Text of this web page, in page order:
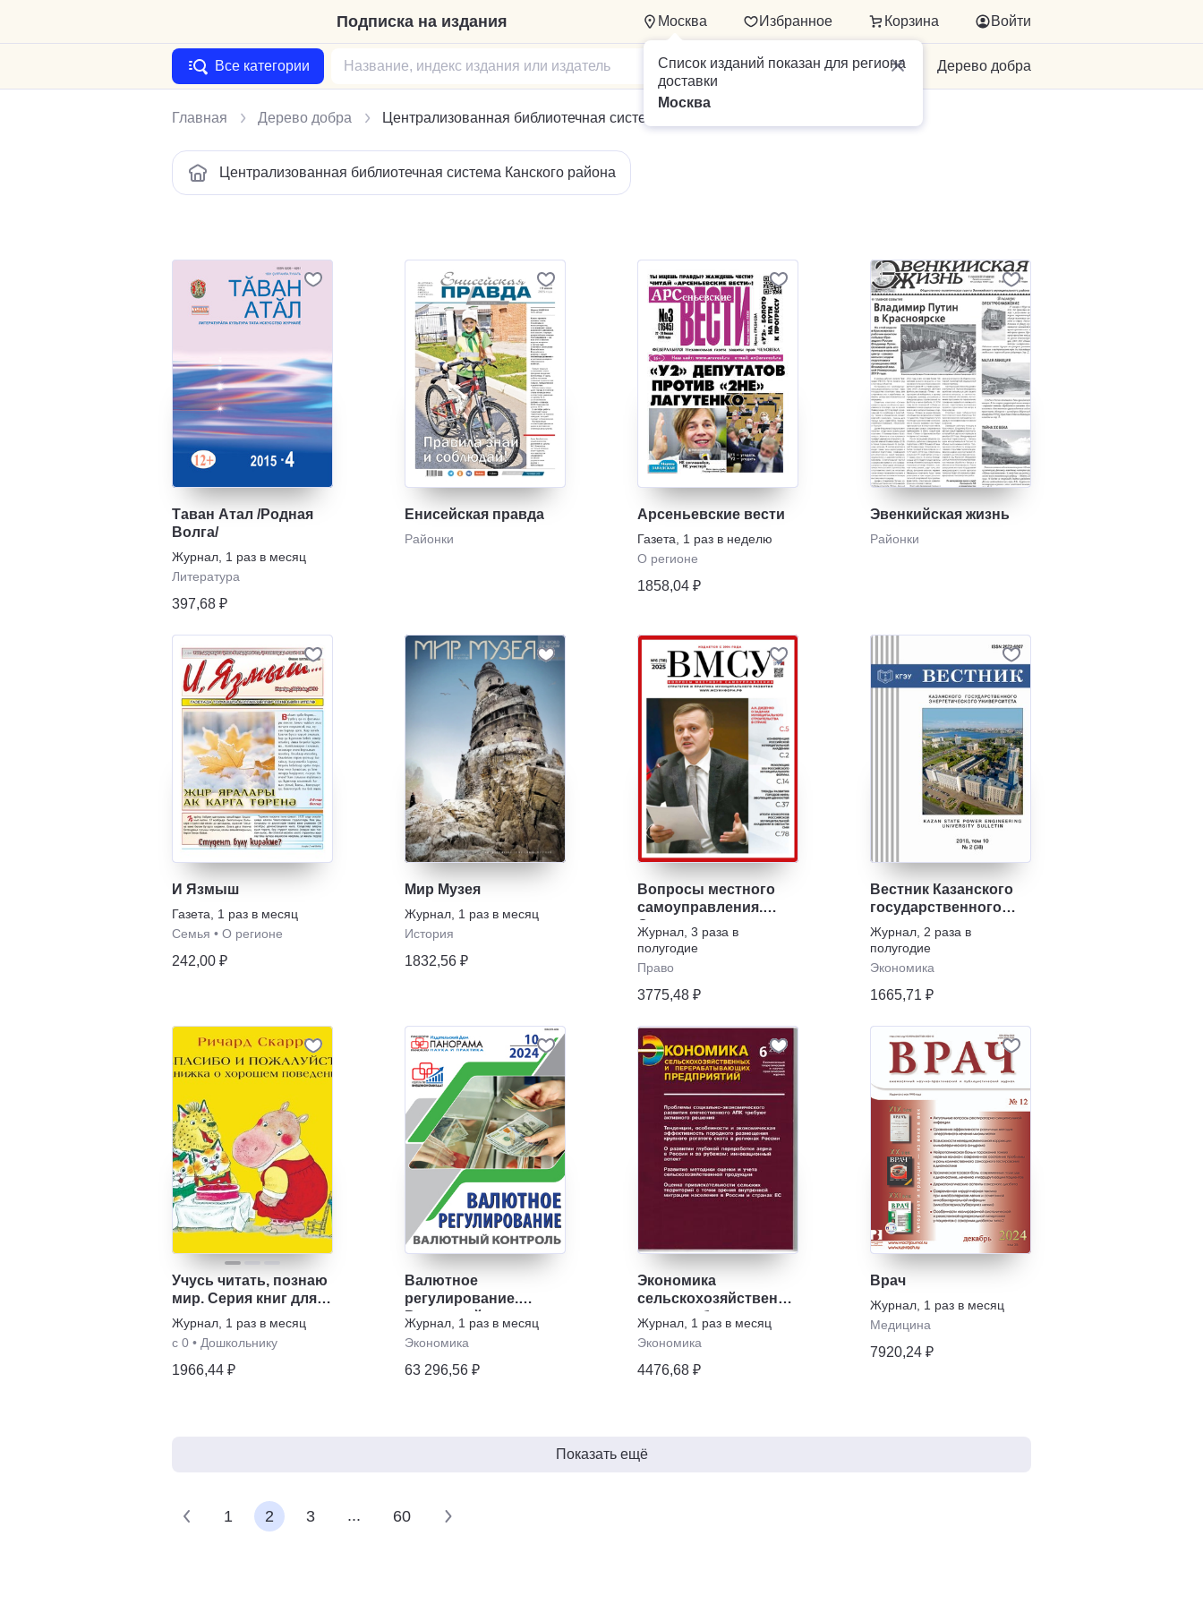
Подписка на издания Москва Избранное Корзина
Список изданий показан для региона
доставки
Москва
Войти
Все категории Для бизнеса Дерево добра
Главная Дерево добра Централизованная библиотечная система Канского района
Централизованная библиотечная система Канского района
Таван Атал /Родная
Волга/
Журнал 1 раз в месяц
Литература
397,68 ₽
Енисейская правда
Районки
Арсеньевские вести
Газета
1 раз в неделю
О регионе
1858,04 ₽
Эвенкийская жизнь
Районки
И Язмыш
Газета
1 раз в месяц
Семья • О регионе
242,00 ₽
Мир Музея
Журнал 1 раз в месяц
История
1832,56 ₽
Вопросы местного
самоуправления.
Стратегия и практика
муниципального
развития
Журнал 3 раза в
полугодие
Право
3775,48 ₽
Вестник Казанского
государственного
энергетического
университета
Журнал 2 раза в
полугодие
Экономика
1665,71 ₽
Учусь читать, познаю
мир. Серия книг для
дошкольников
Журнал 1 раз в месяц
с 0 • Дошкольнику
1966,44 ₽
Валютное
регулирование.
Валютный контроль
Журнал 1 раз в месяц
Экономика
63 296,56 ₽
Экономика
сельскохозяйственных
и перерабатывающих
предприятий
Журнал 1 раз в месяц
Экономика
4476,68 ₽
Врач
Журнал 1 раз в месяц
Медицина
7920,24 ₽
Показать ещё
1 2 3 ... 60